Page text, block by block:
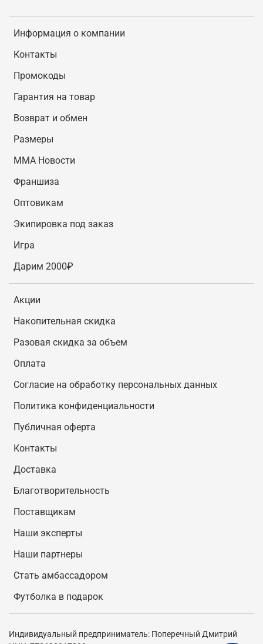
Информация о компании
Контакты
Промокоды
Гарантия на товар
Возврат и обмен
Размеры
MMA Новости
Франшиза
Оптовикам
Экипировка под заказ
Игра
Дарим 2000₽
Акции
Накопительная скидка
Разовая скидка за объем
Оплата
Согласие на обработку персональных данных
Политика конфиденциальности
Публичная оферта
Контакты
Доставка
Благотворительность
Поставщикам
Наши эксперты
Наши партнеры
Стать амбассадором
Футболка в подарок
Индивидуальный предприниматель: Поперечный Дмитрий